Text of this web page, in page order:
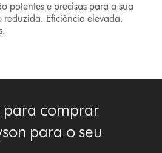
potentes e precisas para a sua
Eficiência elevada.
para comprar
para o seu